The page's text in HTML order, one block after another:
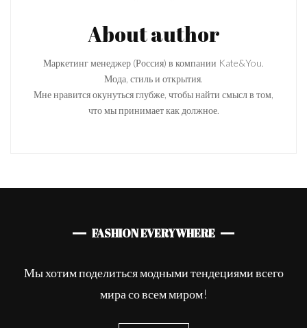
About author
Маркетинг менеджер (Россия) в компании Kate&You.
Мода, стиль и открытия.
Мне нравится окунуться глубже, чтобы найти смысл в том,
что мы принимает как должное.
FASHION EVERYWHERE
Мы хотим поделиться модными тендециями всего
мира со всем миром!